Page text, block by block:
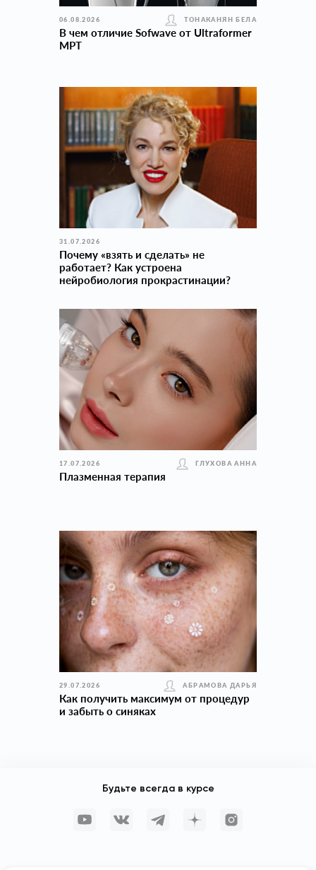
06.08.2026 ТОНАКАНЯН БЕЛА
В чем отличие Sofwave от Ultraformer
MPT
31.07.2026
Почему «взять и сделать» не
работает? Как устроена
нейробиология прокраcтинации?
17.07.2026 ГЛУХОВА АННА
Плазменная терапия
29.07.2026 АБРАМОВА ДАРЬЯ
Как получить максимум от процедур
и забыть о синяках
Будьте всегда в курсе